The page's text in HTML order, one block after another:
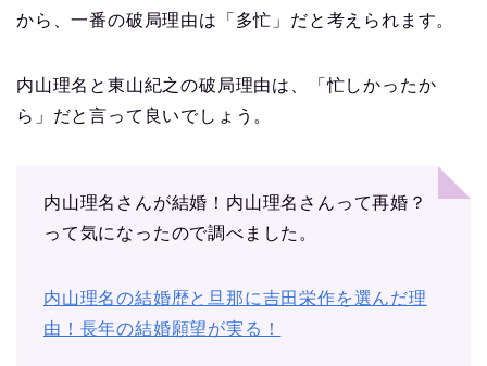
から、一番の破局理由は「多忙」だと考えられます。
内山理名と東山紀之の破局理由は、「忙しかったか
ら」だと言って良いでしょう。
内山理名さんが結婚！内山理名さんって再婚？
って気になったので調べました。
内山理名の結婚歴と旦那に吉田栄作を選んだ理
由！長年の結婚願望が実る！